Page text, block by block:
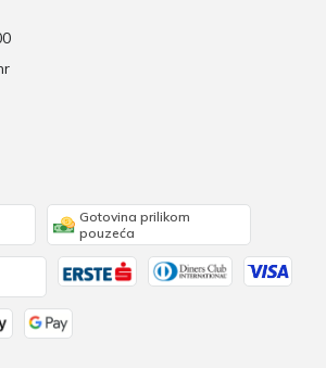
Gotovina prilikom
pouzeća